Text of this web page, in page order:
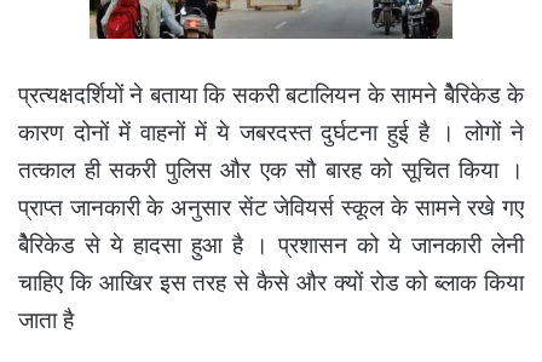
प्रत्यक्षदर्शियों ने बताया कि सकरी बटालियन के सामने बेैरिकेड के
कारण दोनों में वाहनों में ये जबरदस्त दुर्घटना हुई है । लोगों ने
तत्काल ही सकरी पुलिस और एक सौ बारह को सूचित किया ।
प्राप्त जानकारी के अनुसार सेंट जेवियर्स स्कूल के सामने रखे गए
बेैरिकेड से ये हादसा हुआ है । प्रशासन को ये जानकारी लेनी
चाहिए कि आखिर इस तरह से कैसे और क्यों रोड को ब्लाक किया
जाता है